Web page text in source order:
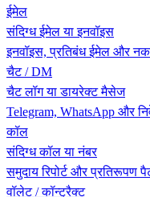
ईमेल
संदिग्ध ईमेल या इनवॉइस
इनवॉइस, प्रतिबंध ईमेल और
चैट / DM
चैट लॉग या डायरेक्ट मैसेज
Telegram, WhatsApp और
कॉल
संदिग्ध कॉल या नंबर
समुदाय रिपोर्ट और प्रतिरूपण
वॉलेट / कॉन्ट्रैक्ट